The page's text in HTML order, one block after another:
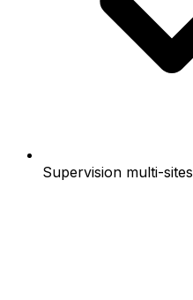
Supervision multi-sites